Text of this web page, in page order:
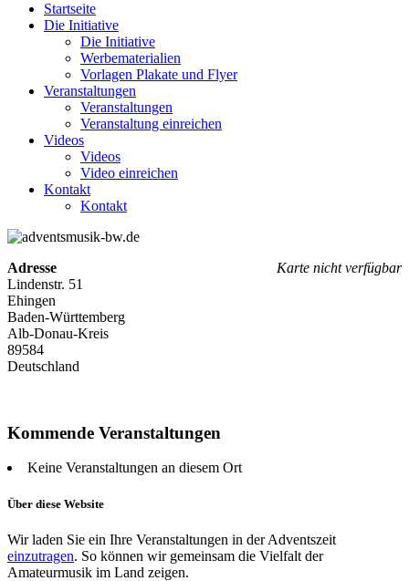
Startseite
Die Initiative
Die Initiative
Werbematerialien
Vorlagen Plakate und Flyer
Veranstaltungen
Veranstaltungen
Veranstaltung einreichen
Videos
Videos
Video einreichen
Kontakt
Kontakt
Karte nicht verfügbar
Adresse
Lindenstr. 51
Ehingen
Baden-Württemberg
Alb-Donau-Kreis
89584
Deutschland
Kommende Veranstaltungen
Keine Veranstaltungen an diesem Ort
Über diese Website
Wir laden Sie ein Ihre Veranstaltungen in der Adventszeit
einzutragen. So können wir gemeinsam die Vielfalt der
Amateurmusik im Land zeigen.